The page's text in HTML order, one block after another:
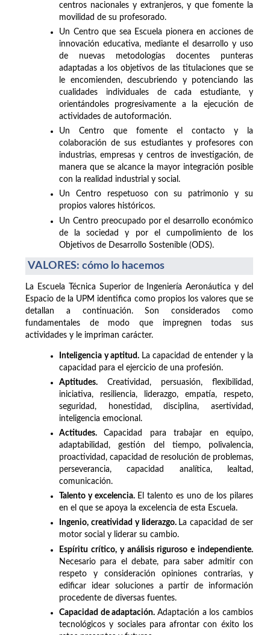
centros nacionales y extranjeros, y que fomente la
movilidad de su profesorado.
Un Centro que sea Escuela pionera en acciones de
innovación educativa, mediante el desarrollo y uso
de nuevas metodologías docentes punteras
adaptadas a los objetivos de las titulaciones que se
le encomienden, descubriendo y potenciando las
cualidades individuales de cada estudiante, y
orientándoles progresivamente a la ejecución de
actividades de autoformación.
Un Centro que fomente el contacto y la
colaboración de sus estudiantes y profesores con
industrias, empresas y centros de investigación, de
manera que se alcance la mayor integración posible
con la realidad industrial y social.
Un Centro respetuoso con su patrimonio y su
propios valores históricos.
Un Centro preocupado por el desarrollo económico
de la sociedad y por el cumpolimiento de los
Objetivos de Desarrollo Sostenible (ODS).
VALORES: cómo lo hacemos
La Escuela Técnica Superior de Ingeniería Aeronáutica y del
Espacio de la UPM identifica como propios los valores que se
detallan a continuación. Son considerados como
fundamentales de modo que impregnen todas sus
actividades y le impriman carácter.
Inteligencia y aptitud. La capacidad de entender y la
capacidad para el ejercicio de una profesión.
Aptitudes. Creatividad, persuasión, flexibilidad,
iniciativa, resiliencia, liderazgo, empatía, respeto,
seguridad, honestidad, disciplina, asertividad,
inteligencia emocional.
Actitudes.Capacidad para trabajar en equipo,
adaptabilidad, gestión del tiempo, polivalencia,
proactividad, capacidad de resolución de problemas,
perseverancia, capacidad analítica, lealtad,
comunicación.
Talento y excelencia. El talento es uno de los pilares
en el que se apoya la excelencia de esta Escuela.
Ingenio, creatividad y liderazgo. La capacidad de ser
motor social y liderar su cambio.
Espíritu crítico, y análisis riguroso e independiente.
Necesario para el debate, para saber admitir con
respeto y consideración opiniones contrarias, y
edificar idear soluciones a partir de información
procedente de diversas fuentes.
Capacidad de adaptación. Adaptación a los cambios
tecnológicos y sociales para afrontar con éxito los